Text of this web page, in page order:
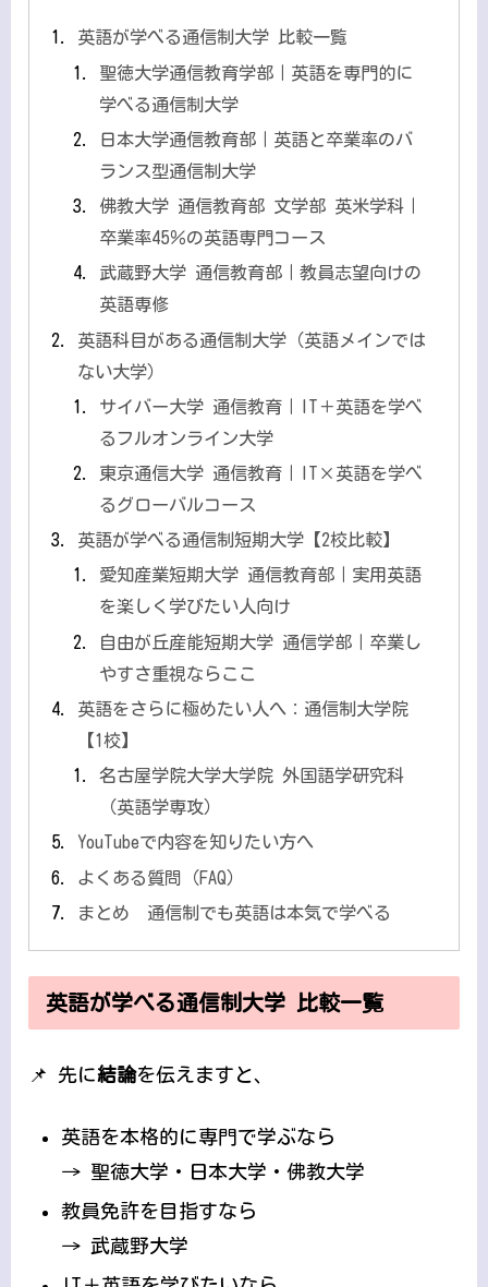
英語が学べる通信制大学 比較一覧
聖徳大学通信教育学部｜英語を専門的に
学べる通信制大学
日本大学通信教育部｜英語と卒業率のバ
ランス型通信制大学
佛教大学 通信教育部 文学部 英米学科｜
卒業率45％の英語専門コース
武蔵野大学 通信教育部｜教員志望向けの
英語専修
英語科目がある通信制大学（英語メインでは
ない大学）
サイバー大学 通信教育｜IT＋英語を学べ
るフルオンライン大学
東京通信大学 通信教育｜IT×英語を学べ
るグローバルコース
英語が学べる通信制短期大学【2校比較】
愛知産業短期大学 通信教育部｜実用英語
を楽しく学びたい人向け
自由が丘産能短期大学 通信学部｜卒業し
やすさ重視ならここ
英語をさらに極めたい人へ：通信制大学院
【1校】
名古屋学院大学大学院 外国語学研究科
（英語学専攻）
YouTubeで内容を知りたい方へ
よくある質問（FAQ）
まとめ 通信制でも英語は本気で学べる
英語が学べる通信制大学 比較一覧
📌 先に結論を伝えますと、
英語を本格的に専門で学ぶなら
→ 聖徳大学・日本大学・佛教大学
教員免許を目指すなら
→ 武蔵野大学